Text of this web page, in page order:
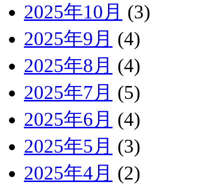
2025年10月 (3)
2025年9月 (4)
2025年8月 (4)
2025年7月 (5)
2025年6月 (4)
2025年5月 (3)
2025年4月 (2)